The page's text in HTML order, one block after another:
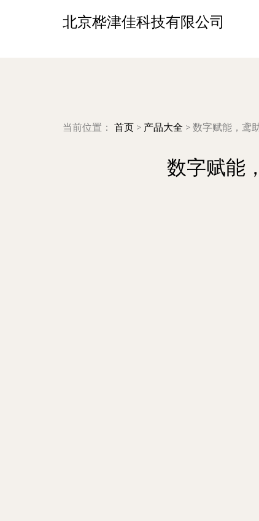
北京桦津佳科技有限公司
当前位置： 首页 > 产品大全 > 数字赋能，鸢
数字赋能